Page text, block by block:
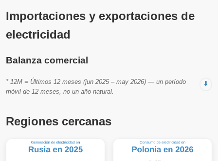
Importaciones y exportaciones de
electricidad
Balanza comercial
⬇️
* 12M = Últimos 12 meses (jun 2025 – may 2026) — un período
móvil de 12 meses, no un año natural.
Regiones cercanas